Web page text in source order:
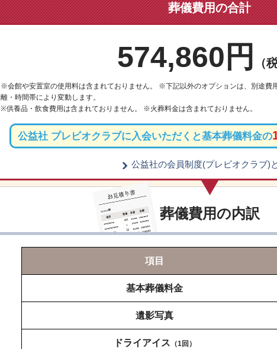
葬儀費用の合計
574,860円 （
※会館や安置室の使用料は含まれておりません。 ※下記以外のオプションは、別途費
離・時間帯により変動します。
※供養品・飲食費用は含まれておりません。 ※火葬料金は含まれておりません。
公益社 プレビオクラブに入会いただくと基本葬儀料金の
公益社の会員制度(プレビオクラブ)
葬儀費用の内訳
項目
基本葬儀料金
遺影写真
ドライアイス （1回）